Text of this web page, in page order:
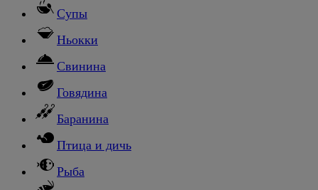
Супы
Ньокки
Свинина
Говядина
Баранина
Птица и дичь
Рыба